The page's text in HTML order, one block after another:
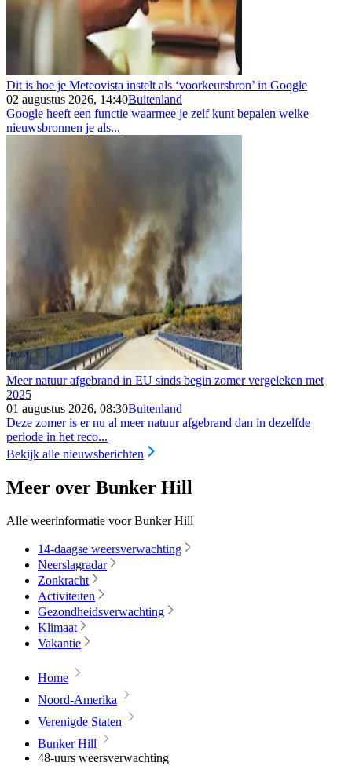
Dit is hoe je Meteovista instelt als ‘voorkeursbron’ in Google
02 augustus 2026, 14:40Buitenland
Google heeft een functie waarmee je zelf kunt bepalen welke
nieuwsbronnen je als...
Meer natuur afgebrand in EU sinds begin zomer vergeleken met
2025
01 augustus 2026, 08:30Buitenland
Deze zomer is er nu al meer natuur afgebrand dan in dezelfde
periode in het reco...
Bekijk alle nieuwsberichten
Meer over Bunker Hill
Alle weerinformatie voor Bunker Hill
14-daagse weersverwachting
Neerslagradar
Zonkracht
Activiteiten
Gezondheidsverwachting
Klimaat
Vakantie
Home
Noord-Amerika
Verenigde Staten
Bunker Hill
48-uurs weersverwachting